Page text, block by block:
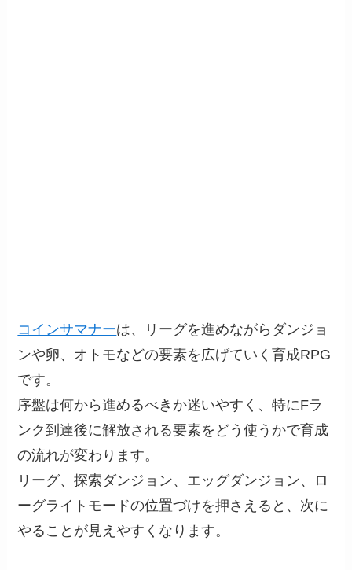
コインサマナーは、リーグを進めながらダンジョ
ンや卵、オトモなどの要素を広げていく育成RPG
です。
序盤は何から進めるべきか迷いやすく、特にFラ
ンク到達後に解放される要素をどう使うかで育成
の流れが変わります。
リーグ、探索ダンジョン、エッグダンジョン、ロ
ーグライトモードの位置づけを押さえると、次に
やることが見えやすくなります。